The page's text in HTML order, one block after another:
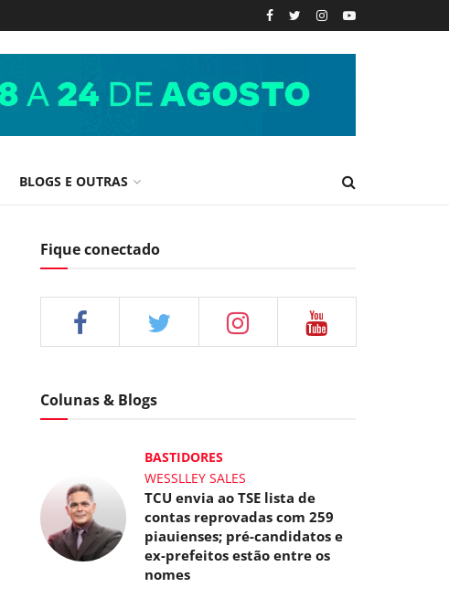
BLOGS E OUTRAS
Fique conectado
Colunas & Blogs
BASTIDORES
WESSLLEY SALES
TCU envia ao TSE lista de
contas reprovadas com 259
piauienses; pré-candidatos e
ex-prefeitos estão entre os
nomes